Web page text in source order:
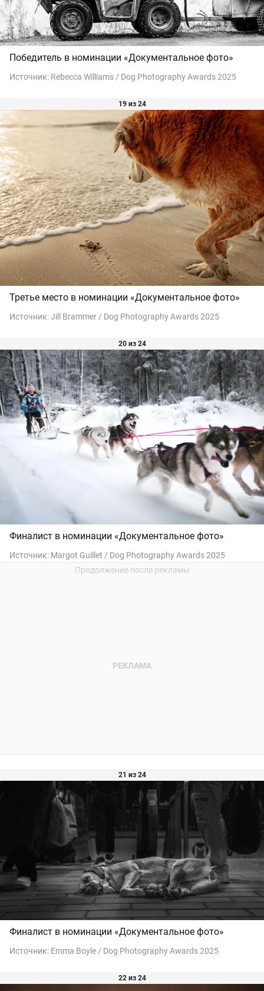
Победитель в номинации «Документальное фото»
Источник: Rebecca Williams / Dog Photography Awards 2025
19 из 24
Третье место в номинации «Документальное фото»
Источник:Jill Brammer / Dog Photography Awards 2025
20 из 24
Финалист в номинации «Документальное фото»
Источник: Margot Guillet / Dog Photography Awards 2025
21 из 24
Финалист в номинации «Документальное фото»
Источник: Emma Boyle / Dog Photography Awards 2025
22 из 24